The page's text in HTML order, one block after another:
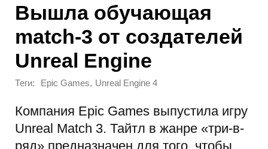
Вышла обучающая
match-3 от создателей
Unreal Engine
Теги: Epic Games, Unreal Engine 4
Компания Epic Games выпустила игру
Unreal Match 3. Тайтл в жанре «три-в-
ряд» предназначен для того, чтобы